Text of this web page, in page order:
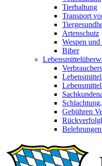
Tierhaltung
Transport
Artenschutz
Wespen
Biber
Gebühren